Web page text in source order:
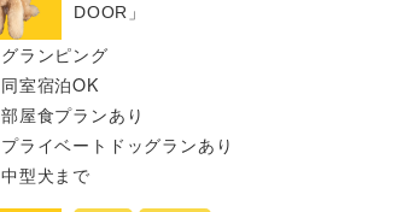
DOOR」
グランピング
同室宿泊OK
部屋食プランあり
プライベートドッグランあり
中型犬まで